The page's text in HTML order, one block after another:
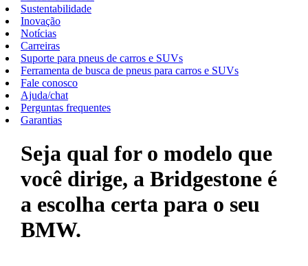
Sustentabilidade
Inovação
Notícias
Carreiras
Suporte para pneus de carros e SUVs
Ferramenta de busca de pneus para carros e SUVs
Fale conosco
Ajuda/chat
Perguntas frequentes
Garantias
Seja qual for o modelo que
você dirige, a Bridgestone é
a escolha certa para o seu
BMW.